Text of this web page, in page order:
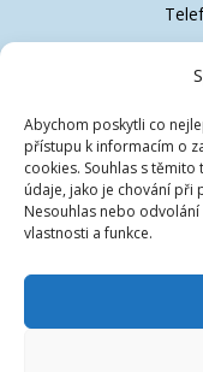
Abychom poskytli co
přístupu k informacím o
cookies. Souhlas s
údaje, jako je chování při
Nesouhlas nebo
vlastnosti a funkce.
Společnost
Technická
Ovladače